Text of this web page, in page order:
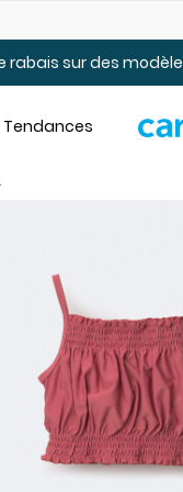
rabais sur des
Tendances